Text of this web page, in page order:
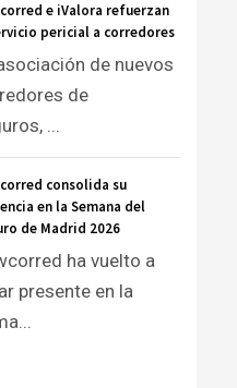
e iValora refuerzan
pericial a corredores
de nuevos
de
...
consolida su
en la Semana del
de Madrid 2026
ha vuelto a
presente en la